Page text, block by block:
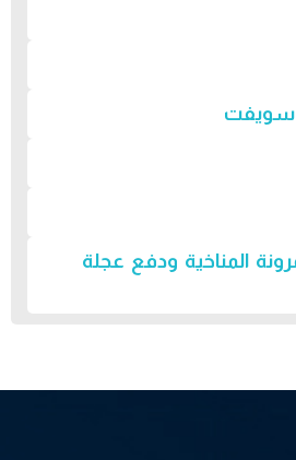
سويفت
المناخية ودفع عجلة